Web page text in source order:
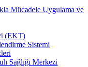
Mücadele Uygulama ve
(EKT)
Sistemi
Sağlığı Merkezi